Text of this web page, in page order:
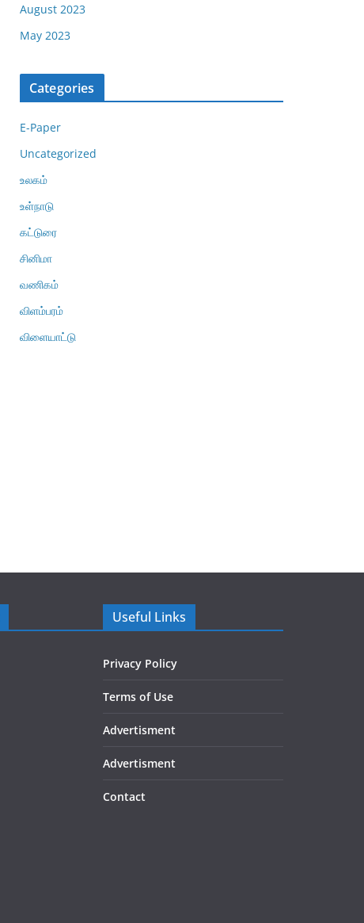
August 2023
May 2023
Categories
E-Paper
Uncategorized
உலகம்
உள்நாடு
கட்டுரை
சினிமா
வணிகம்
விளம்பரம்
விளையாட்டு
Useful Links
Privacy Policy
Terms of Use
Advertisment
Advertisment
Contact